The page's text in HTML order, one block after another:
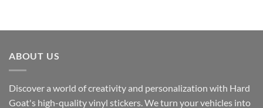
ABOUT US
Discover a world of creativity and personalization with Hard
Goat's high-quality vinyl stickers. We turn your vehicles into